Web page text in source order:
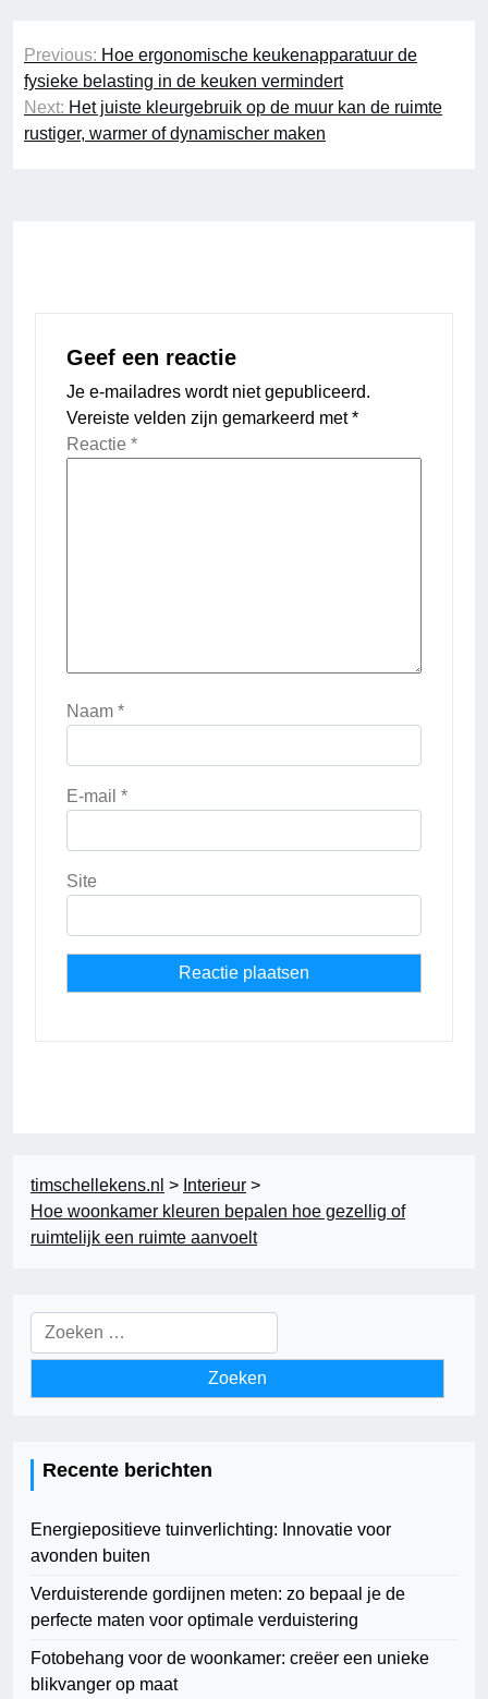
navigatie
Previous: Hoe ergonomische keukenapparatuur de
fysieke belasting in de keuken vermindert
Next: Het juiste kleurgebruik op de muur kan de ruimte
rustiger, warmer of dynamischer maken
Geef een reactie
Je e-mailadres wordt niet gepubliceerd.
Vereiste velden zijn gemarkeerd met*
Reactie *
Naam *
E-mail *
Site
timschellekens.nl > Interieur >
Hoe woonkamer kleuren bepalen hoe gezellig of
ruimtelijk een ruimte aanvoelt
Zoeken
naar:
Recente berichten
Energiepositieve tuinverlichting: Innovatie voor
avonden buiten
Verduisterende gordijnen meten: zo bepaal je de
perfecte maten voor optimale verduistering
Fotobehang voor de woonkamer: creëer een unieke
blikvanger op maat